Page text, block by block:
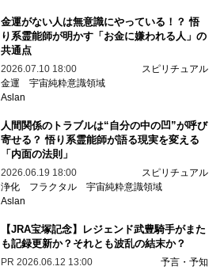
金運がない人は無意識にやっている！？ 悟
り系霊能師が明かす「お金に嫌われる人」の
共通点
2026.07.10 18:00
スピリチュアル
金運 宇宙純粋意識領域
Aslan
人間関係のトラブルは“自分の中の凹”が呼び
寄せる？ 悟り系霊能師が語る現実を変える
「内面の法則」
2026.06.19 18:00
スピリチュアル
浄化
フラクタル 宇宙純粋意識領域
Aslan
【JRA宝塚記念】レジェンド武豊騎手がまた
も記録更新か？それとも波乱の結末か？
PR 2026.06.12 13:00
予言・予知